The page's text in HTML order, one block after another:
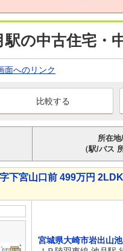
の中古住宅・
面へのリンク
所在
（駅/バス
下宮山口前 499万円 2LDK
宮城県大崎市岩出山